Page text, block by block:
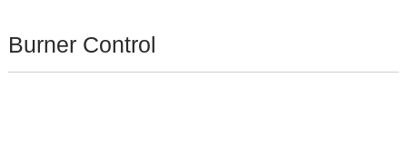
Burner Control